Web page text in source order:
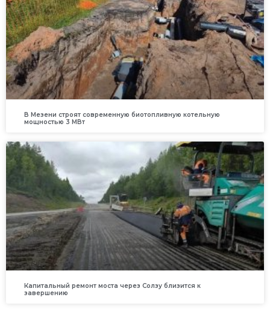
В Мезени строят современную биотопливную котельную
мощностью 3 МВт
Капитальный ремонт моста через Солзу близится к
завершению